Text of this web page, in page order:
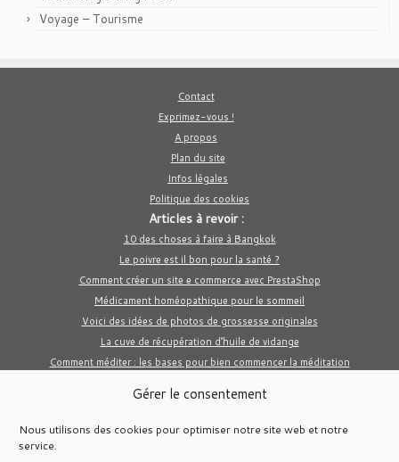
Gérer le consentement
Nous utilisons des cookies pour optimiser notre site web et notre
service.
Voyage – Tourisme
Contact
Exprimez-vous !
A propos
Plan du site
Infos légales
Politique des cookies
Articles à revoir :
10 des choses à faire à Bangkok
Le poivre est il bon pour la santé ?
Comment créer un site e commerce avec PrestaShop
Médicament homéopathique pour le sommeil
Voici des idées de photos de grossesse originales
La cuve de récupération d’huile de vidange
Comment méditer : les bases pour bien commencer la méditation